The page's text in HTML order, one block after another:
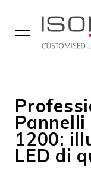
outdoor
Strip
e
profili
Infrarossi
Pannelli
1200:
LED di